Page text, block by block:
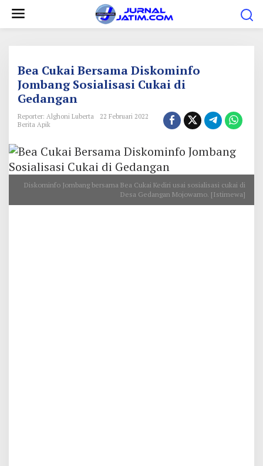
Bea Cukai Bersama Diskominfo
Jombang Sosialisasi Cukai di
Gedangan
Reporter: Alghoni Luberta
22 Februari 2022
Berita Apik
Diskominfo Jombang bersama Bea Cukai Kediri usai sosialisasi cukai di
Desa Gedangan Mojowarno. [Istimewa]